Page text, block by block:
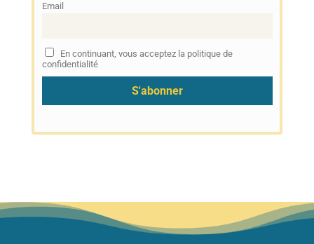
Email
En continuant, vous acceptez la politique de
confidentialité